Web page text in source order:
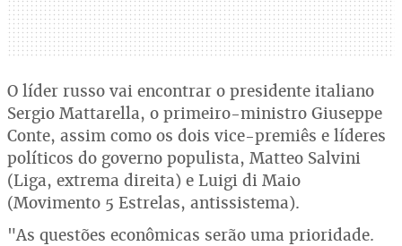
O líder russo vai encontrar o presidente italiano
Sergio Mattarella, o primeiro-ministro Giuseppe
Conte, assim como os dois vice-premiês e líderes
políticos do governo populista, Matteo Salvini
(Liga, extrema direita) e Luigi di Maio
(Movimento 5 Estrelas, antissistema).
"As questões econômicas serão uma prioridade.